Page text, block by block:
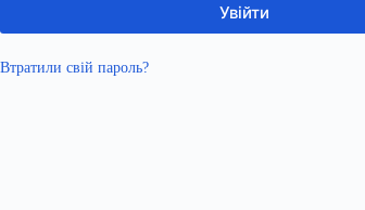
Увійти
Втратили свій пароль?